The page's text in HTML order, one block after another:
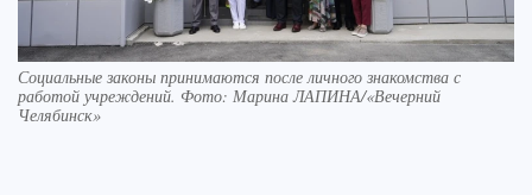
Социальные законы принимаются после личного знакомства с
работой учреждений. Фото: Марина ЛАПИНА/«Вечерний
Челябинск»